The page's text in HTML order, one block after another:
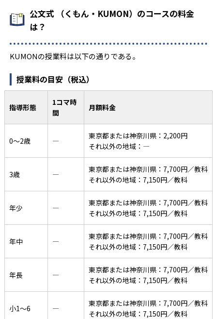
公文式 （くもん・KUMON）のコースの料金
は？
KUMONの授業料は以下の通りである。
授業料の目安（税込）
指導形態
1コマ時
間
月額料金
0〜2歳 ―
東京都または神奈川県：2,200円
それ以外の地域：―
3歳 ―
東京都または神奈川県：7,700円／教科
それ以外の地域：7,150円／教科
年少 ―
東京都または神奈川県：7,700円／教科
それ以外の地域：7,150円／教科
年中 ―
東京都または神奈川県：7,700円／教科
それ以外の地域：7,150円／教科
年長 ―
東京都または神奈川県：7,700円／教科
それ以外の地域：7,150円／教科
小1〜6 ―
東京都または神奈川県：7,700円／教科
それ以外の地域：7,150円／教科